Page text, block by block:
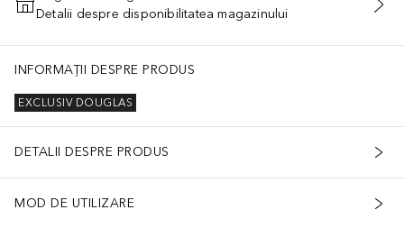
ADĂUGAȚI ÎN COŞ
Detalii despre disponibilitatea magazinului
INFORMAȚII DESPRE PRODUS
EXCLUSIV DOUGLAS
DETALII DESPRE PRODUS
MOD DE UTILIZARE